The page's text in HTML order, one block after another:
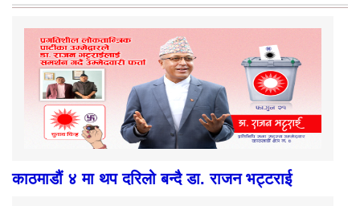
काठमाडौं ४ मा थप दरिलो बन्दै डा. राजन भट्टराई